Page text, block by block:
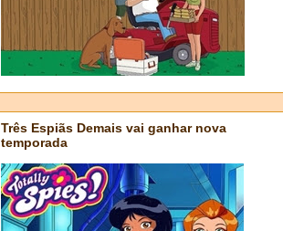
Três Espiãs Demais vai ganhar nova
temporada